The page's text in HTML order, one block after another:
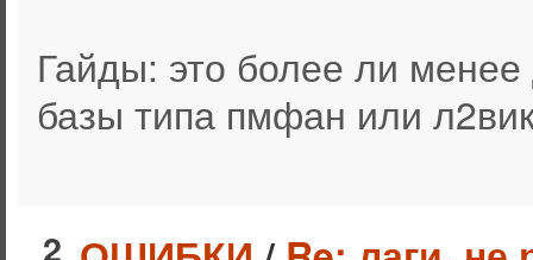
Гайды: это более ли
базы типа пмфан или
2